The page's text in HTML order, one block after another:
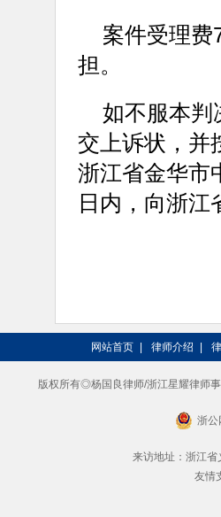
案件受理费
担。
如不服本判
交上诉状，并
浙江省金华市
日内，向浙
网站首页 律师介绍
版权所有◎杨国良律师/浙江星耀律师
浙
来访地址：浙江
友情